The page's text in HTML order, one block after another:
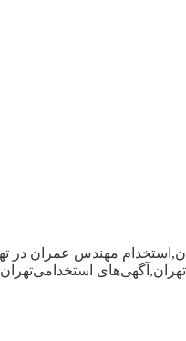
مهندس عمران در